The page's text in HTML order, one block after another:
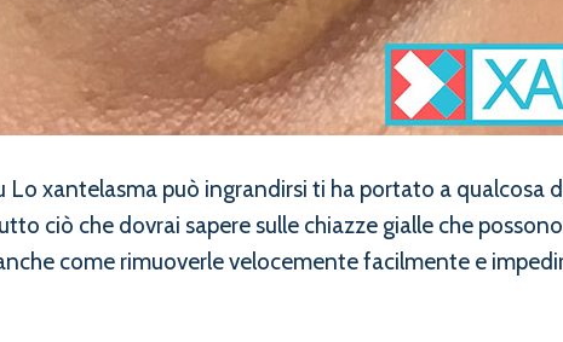
xantelasma può ingrandirsi ti ha portato a qualcosa
ciò che dovrai sapere sulle chiazze gialle che
come rimuoverle velocemente facilmente e